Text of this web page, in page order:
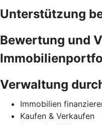
Unterstützung
Bewertung und
Verwaltung
Immobilien
Kaufen & Verkaufen